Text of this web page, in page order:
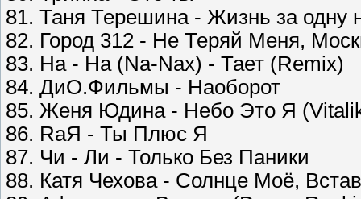
81. Таня Терешина - Жизнь за одну
82. Город 312 - Не Теряй Меня,
83. На - На (Na-Nax) - Тает (Remix)
84. ДиО.Фильмы - Наоборот
85. Женя Юдина - Небо Это Я
86. RaЯ - Ты Плюс Я
87. Чи - Ли - Только Без Паники
88. Катя Чехова - Солнце Моё,